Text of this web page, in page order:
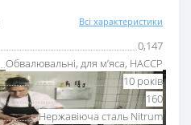
Всі характеристики
0,147
Обвалювальні, для м’яса, HACCP
10 років
160
Нержавіюча сталь Nitrum